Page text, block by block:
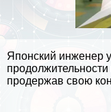
Японский инженер
продержав свою